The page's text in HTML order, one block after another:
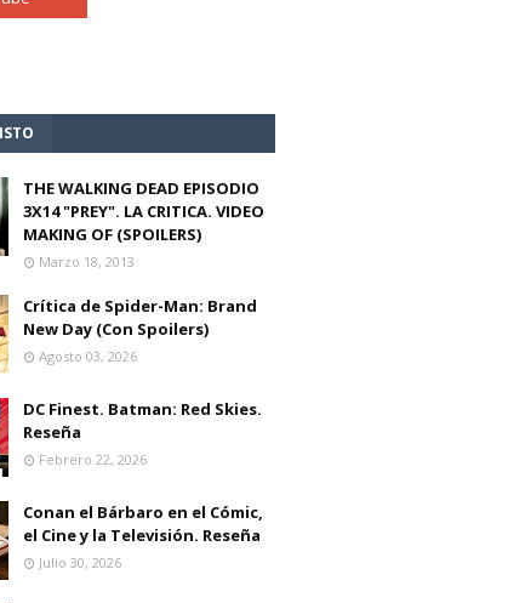
THE WALKING DEAD EPISODIO
3X14 "PREY". LA CRITICA. VIDEO
MAKING OF (SPOILERS)
Marzo 18, 2013
Crítica de Spider-Man: Brand
New Day (Con Spoilers)
Agosto 03, 2026
DC Finest. Batman: Red Skies.
Reseña
Febrero 22, 2026
Conan el Bárbaro en el Cómic,
el Cine y la Televisión. Reseña
Julio 30, 2026